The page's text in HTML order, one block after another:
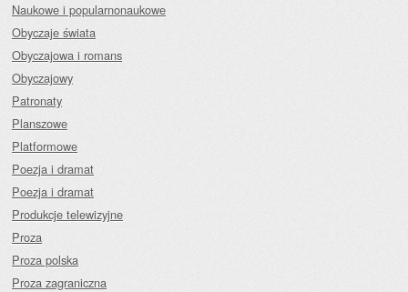
Naukowe i popularnonaukowe
Obyczaje świata
Obyczajowa i romans
Obyczajowy
Patronaty
Planszowe
Platformowe
Poezja i dramat
Poezja i dramat
Produkcje telewizyjne
Proza
Proza polska
Proza zagraniczna